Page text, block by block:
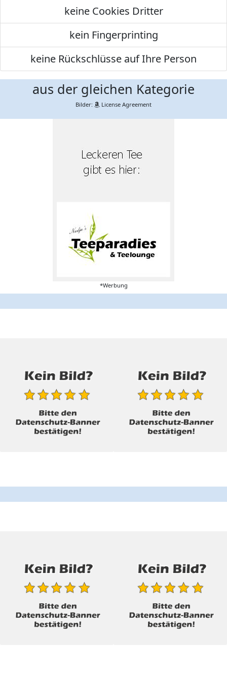
keine Cookies Dritter
kein Fingerprinting
keine Rückschlüsse auf Ihre Person
aus der gleichen Kategorie
Bilder: License Agreement
*Werbung